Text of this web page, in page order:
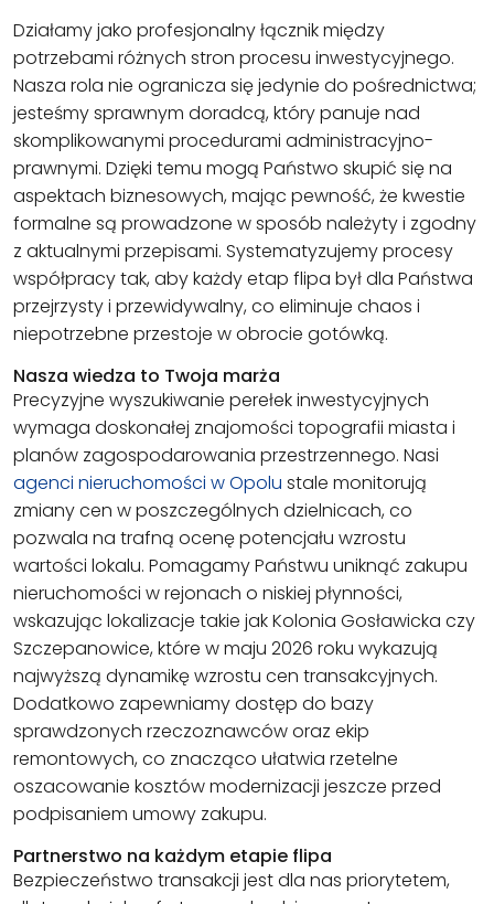
Działamy jako profesjonalny łącznik między
potrzebami różnych stron procesu inwestycyjnego.
Nasza rola nie ogranicza się jedynie do pośrednictwa;
jesteśmy sprawnym doradcą, który panuje nad
skomplikowanymi procedurami administracyjno-
prawnymi. Dzięki temu mogą Państwo skupić się na
aspektach biznesowych, mając pewność, że kwestie
formalne są prowadzone w sposób należyty i zgodny
z aktualnymi przepisami. Systematyzujemy procesy
współpracy tak, aby każdy etap flipa był dla Państwa
przejrzysty i przewidywalny, co eliminuje chaos i
niepotrzebne przestoje w obrocie gotówką.
Nasza wiedza to Twoja marża
Precyzyjne wyszukiwanie perełek inwestycyjnych
wymaga doskonałej znajomości topografii miasta i
planów zagospodarowania przestrzennego. Nasi
agenci nieruchomości w Opolu stale monitorują
zmiany cen w poszczególnych dzielnicach, co
pozwala na trafną ocenę potencjału wzrostu
wartości lokalu. Pomagamy Państwu uniknąć zakupu
nieruchomości w rejonach o niskiej płynności,
wskazując lokalizacje takie jak Kolonia Gosławicka czy
Szczepanowice, które w maju 2026 roku wykazują
najwyższą dynamikę wzrostu cen transakcyjnych.
Dodatkowo zapewniamy dostęp do bazy
sprawdzonych rzeczoznawców oraz ekip
remontowych, co znacząco ułatwia rzetelne
oszacowanie kosztów modernizacji jeszcze przed
podpisaniem umowy zakupu.
Partnerstwo na każdym etapie flipa
Bezpieczeństwo transakcji jest dla nas priorytetem,